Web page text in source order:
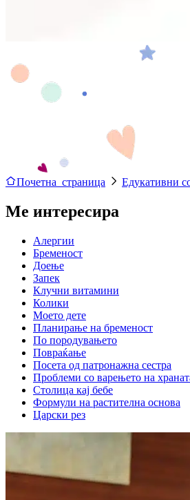
Почетна страница Едукативни
Ме интересира
Алергии
Бременост
Доење
Запек
Клучни витамини
Колики
Моето дете
Планирање на бременост
По породувањето
Повраќање
Посета од патронажна сестра
Проблеми со варењето на
Столица кај бебе
Формули на растителна основа
Царски рез